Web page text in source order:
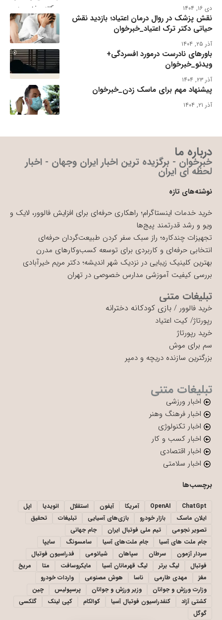
دی ۱۶, ۱۴۰۴
نقش پزشک در روال درمان اعتیاد؛ بازدید نقش
حیاتی دکتر ترک اعتیاد_خبرخوان
آذر ۲۵, ۱۴۰۴
باورهای نادرست درمورد افسردگی+
ویدئو_خبرخوان
آذر ۲۳, ۱۴۰۴
پیشنهاد مهم برای ماسک زدن_خبرخوان
آذر ۲۱, ۱۴۰۴
درباره ما
خبرخوان - برگزیده ترین اخبار ایران وجهان - اخبار
لحظه ای ایران
نوشته‌های تازه
خرید خدمات اینستاگرام؛ راهکاری حرفه‌ای برای افزایش فالوور، لایک و
ویو و رشد قدرتمند پیج‌ها
تجهیزات چندکاره؛ راز سبک سفر کردن طبیعت‌گردان حرفه‌ای
انتخابی حرفه‌ای و کاربردی برای توسعه کسب‌وکارهای مدرن
بهترین کلینیک زیبایی در نزدیک شهر اندیشه؛ دکتر مریم خیرآبادی
بررسی کیفیت آموزشی مدارس خصوصی در تهران
تبلیغات متنی
خرید فالوور / بازی کودکانه دخترانه
رپورتاژ/ کیت اعتیاد
خرید رپورتاژ
سم برای موش
بزرگترین سازنده دریچه و دمپر
تبلیغات متنی
اخبار ورزشی
اخبار فرهنگ وهنر
اخبار تکنولوژی
اخبار کسب و کار
اخبار اقتصادی
اخبار سلامتی
برچسب‌ها
ChatGpt
OpenAI آمریکا آیفون استقلال انویدیا
اپل
ایلان ماسک
بازار خودرو بازی‌های آسیایی تبلیغات
تحقیق
تصویر نجومی
تیم ملی فوتبال ایران
جام جهانی
جام ملت های آسیا
جام ملت‌های آسیا سامسونگ
سایپا
سردار آزمون
سرطان سپاهان شیائومی
فدراسیون فوتبال
فوتبال
لیگ برتر لیگ قهرمانان آسیا مایکروسافت متا
مریخ
مغز
مهدی طارمی ناسا هوش مصنوعی
واردات خودرو
وزارت ورزش و جوانان
وزیر ورزش و جوانان پرسپولیس
چین
کشتی آزاد
کنفدراسیون فوتبال آسیا کوالکام کپی لینک
گلکسی
گوگل